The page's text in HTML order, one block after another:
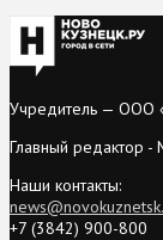
Учредитель — ООО
Главный редактор -
Наши контакты:
+7 (3842) 900-800